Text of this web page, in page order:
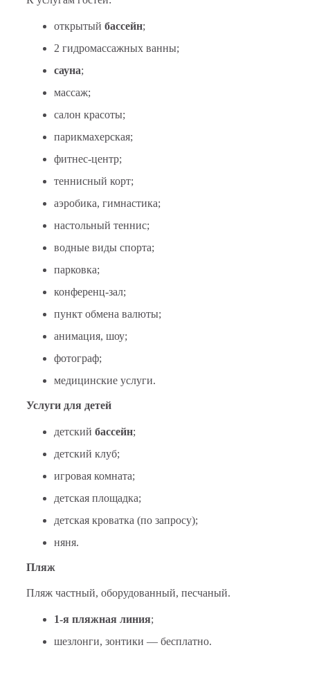
открытый бассейн;
2 гидромассажных ванны;
сауна;
массаж;
салон красоты;
парикмахерская;
фитнес-центр;
теннисный корт;
аэробика, гимнастика;
настольный теннис;
водные виды спорта;
парковка;
конференц-зал;
пункт обмена валюты;
анимация, шоу;
фотограф;
медицинские услуги.
Услуги для детей
детский бассейн;
детский клуб;
игровая комната;
детская площадка;
детская кроватка (по запросу);
няня.
Пляж
Пляж частный, оборудованный, песчаный.
1-я пляжная линия;
шезлонги, зонтики — бесплатно.